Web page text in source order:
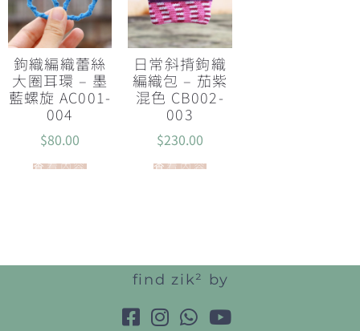
鉤織編織蕾絲
大圈耳環 – 墨
藍螺旋 AC001-
004
$80.00
查看內容
日常斜揹鉤織
編織包 – 茄紫
混色 CB002-
003
$230.00
查看內容
find zik² by